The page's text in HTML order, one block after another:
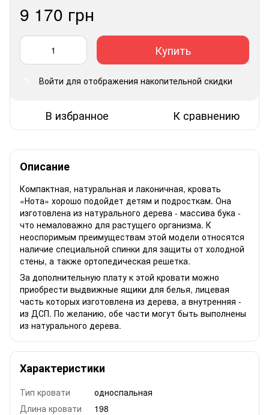
9 170 грн
Купить
Войти для отображения накопительной скидки
В избранное К сравнению
Описание
Компактная, натуральная и лаконичная, кровать
«Нота» хорошо подойдет детям и подросткам. Она
изготовлена из натурального дерева - массива бука -
что немаловажно для растущего организма. К
неоспоримым преимуществам этой модели относятся
наличие специальной спинки для защиты от холодной
стены, а также ортопедическая решетка.
За дополнительную плату к этой кровати можно
приобрести выдвижные ящики для белья, лицевая
часть которых изготовлена из дерева, а внутренняя -
из ДСП. По желанию, обе части могут быть выполнены
из натурального дерева.
Характеристики
Тип кровати
односпальная
Длина кровати
198